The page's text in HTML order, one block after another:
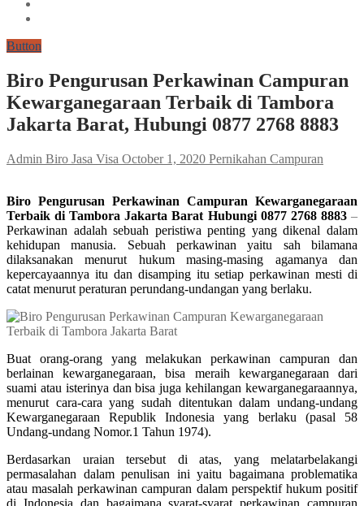
Button
Biro Pengurusan Perkawinan Campuran
Kewarganegaraan Terbaik di Tambora
Jakarta Barat, Hubungi 0877 2768 8883
Admin Biro Jasa Visa October 1, 2020 Pernikahan Campuran
Biro Pengurusan Perkawinan Campuran Kewarganegaraan
Terbaik di Tambora Jakarta Barat Hubungi 0877 2768 8883 –
Perkawinan adalah sebuah peristiwa penting yang dikenal dalam
kehidupan manusia. Sebuah perkawinan yaitu sah bilamana
dilaksanakan menurut hukum masing-masing agamanya dan
kepercayaannya itu dan disamping itu setiap perkawinan mesti di
catat menurut peraturan perundang-undangan yang berlaku.
Buat orang-orang yang melakukan perkawinan campuran dan
berlainan kewarganegaraan, bisa meraih kewarganegaraan dari
suami atau isterinya dan bisa juga kehilangan kewarganegaraannya,
menurut cara-cara yang sudah ditentukan dalam undang-undang
Kewarganegaraan Republik Indonesia yang berlaku (pasal 58
Undang-undang Nomor.1 Tahun 1974).
Berdasarkan uraian tersebut di atas, yang melatarbelakangi
permasalahan dalam penulisan ini yaitu bagaimana problematika
atau masalah perkawinan campuran dalam perspektif hukum positif
di Indonesia dan bagaimana syarat-syarat perkawinan campuran